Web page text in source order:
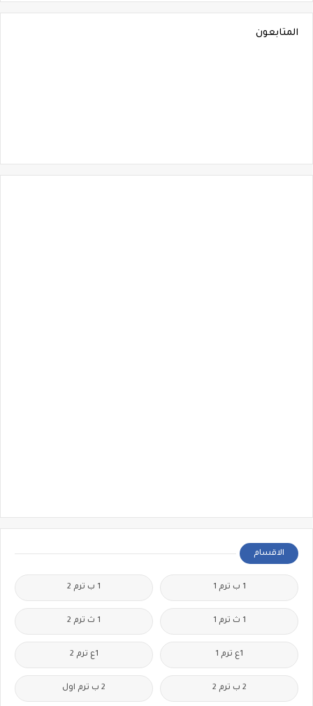
المتابعون
الاقسام
1 ب ترم 1 1 ب ترم 2
1 ث ترم 1 1 ث ترم 2
1ع ترم 1 1ع ترم 2
2 ب ترم 2 2 ب ترم اول